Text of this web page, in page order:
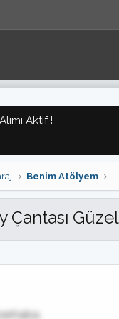
Aktif !
Benim Atölyem
Çantası